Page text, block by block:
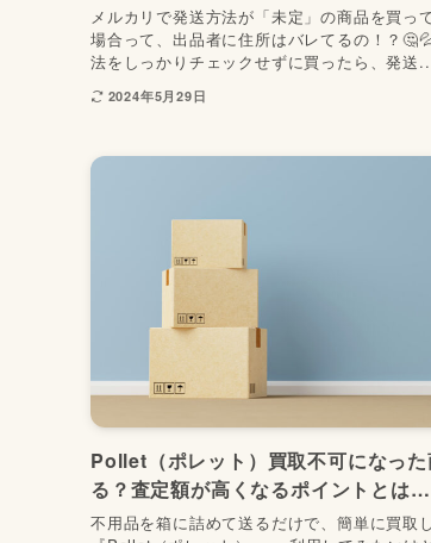
メルカリで発送方法が「未定」の商品を買っ
場合って、出品者に住所はバレてるの！？
法をしっかりチェックせずに買ったら、発送
2024年5月29日
Pollet（ポレット）買取不可になっ
る？査定額が高くなるポイントとは…
不用品を箱に詰めて送るだけで、簡単に買取